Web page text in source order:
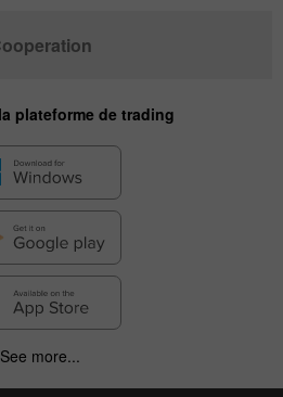
plateforme de trading
See more...